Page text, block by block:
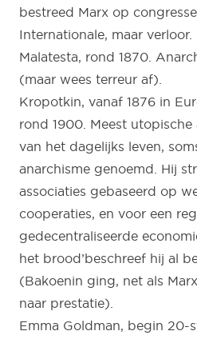
bestreed Marx op
Internationale, maar verloor.
Malatesta, rond 1870.
(maar wees terreur af).
Kropotkin, vanaf 1876 in
rond 1900. Meest
van het dagelijks leven,
anarchisme genoemd. Hij
associaties gebaseerd op
cooperaties, en voor een
gedecentraliseerde
het brood’beschreef hij al
(Bakoenin ging, net als
naar prestatie).
Emma Goldman, begin 20-